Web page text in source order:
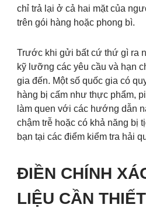
chỉ trả lại ở cả hai mặt của
trên gói hàng hoặc phong bì.
Trước khi gửi bất cứ thứ gì ra
kỹ lưỡng các yêu cầu và hạn
gia đến. Một số quốc gia có
hàng bị cấm như thực phẩm,
làm quen với các hướng dẫn
chậm trễ hoặc có khả năng bị
bạn tại các điểm kiểm tra hải
ĐIỀN CHÍNH
LIỆU CẦN THIẾT